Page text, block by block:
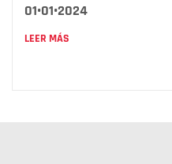
01•01•2024
LEER MÁS